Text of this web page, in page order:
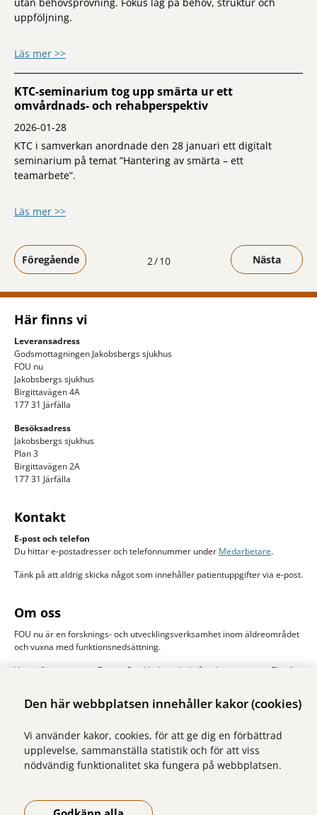
Den här webbplatsen innehåller kakor (cookies)
Vi använder kakor, cookies, för att ge dig en förbättrad
upplevelse, sammanställa statistik och för att viss
nödvändig funktionalitet ska fungera på webbplatsen.
uppföljning.
Läs mer >>om Tematräff fokuserade på Insatser
KTC-seminarium tog upp smärta ur ett
omvårdnads- och rehabperspektiv
2026-01-28
KTC i samverkan anordnade den 28 januari ett digitalt
seminarium på temat ”Hantering av smärta – ett
teamarbete”.
Läs mer >>om KTC-seminarium tog upp smärta ur
Föregående Du är på sida
2 10 Nästa
Här finns vi
Leveransadress
Godsmottagningen Jakobsbergs sjukhus
FOU nu
Jakobsbergs sjukhus
Birgittavägen 4A
177 31 Järfälla
Besöksadress
Jakobsbergs sjukhus
Plan 3
Birgittavägen 2A
177 31 Järfälla
Kontakt
E-post och telefon
Du hittar e-postadresser och telefonnummer under Medarbetare.
Tänk på att aldrig skicka något som innehåller patientuppgifter via e-post.
Om oss
FOU nu är en forsknings- och utvecklingsverksamhet inom äldreområdet
och vuxna med funktionsnedsättning.
Vi samfinansieras av Region Stockholm och de åtta kommunerna Ekerö,
Upplands Väsby. Huvudman är Stockholms läns sjukvårdsområde, SLSO.